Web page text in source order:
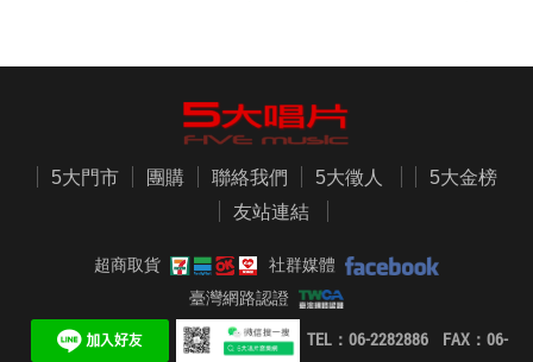
5大門市 團購 聯絡我們 5大徵人
5大金榜
友站連結
超商取貨
社群媒體
臺灣網路認證
TEL：06-2282886 FAX：06-